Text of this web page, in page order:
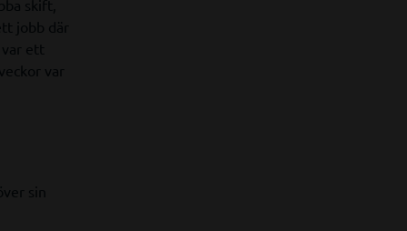
skift,
jobb där
ett
var
sin